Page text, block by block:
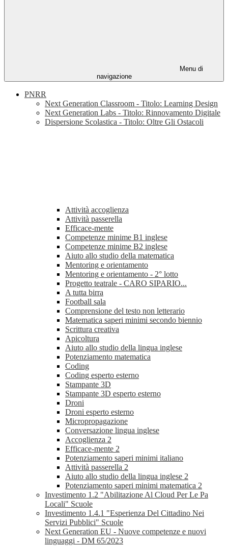
Menu di
navigazione
PNRR
Next Generation Classroom - Titolo: Learning Design
Next Generation Labs - Titolo: Rinnovamento Digitale
Dispersione Scolastica - Titolo: Oltre Gli Ostacoli
Attività accoglienza
Attività passerella
Efficace-mente
Competenze minime B1 inglese
Competenze minime B2 inglese
Aiuto allo studio della matematica
Mentoring e orientamento
Mentoring e orientamento - 2° lotto
Progetto teatrale - CARO SIPARIO...
A tutta birra
Football sala
Comprensione del testo non letterario
Matematica saperi minimi secondo biennio
Scrittura creativa
Apicoltura
Aiuto allo studio della lingua inglese
Potenziamento matematica
Coding
Coding esperto esterno
Stampante 3D
Stampante 3D esperto esterno
Droni
Droni esperto esterno
Micropropagazione
Conversazione lingua inglese
Accoglienza 2
Efficace-mente 2
Potenziamento saperi minimi italiano
Attività passerella 2
Aiuto allo studio della lingua inglese 2
Potenziamento saperi minimi matematica 2
Investimento 1.2 "Abilitazione Al Cloud Per Le Pa
Locali" Scuole
Investimento 1.4.1 "Esperienza Del Cittadino Nei
Servizi Pubblici" Scuole
Next Generation EU - Nuove competenze e nuovi
linguaggi - DM 65/2023